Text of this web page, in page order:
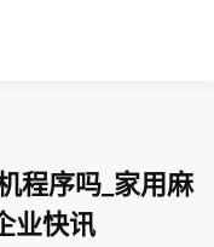
程序吗_家用麻
业快讯